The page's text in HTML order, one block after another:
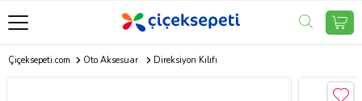
Çiçeksepeti.com Oto Aksesuar Direksiyon Kılıfı